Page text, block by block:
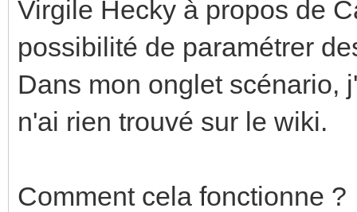
Virgile Hecky à propos de
possibilité de paramétrer
Dans mon onglet scénario,
n'ai rien trouvé sur le wiki.
Comment cela fonctionne ?